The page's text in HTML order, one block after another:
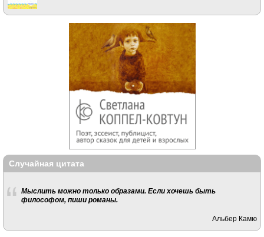
Случайная цитата
Мыслить можно только образами. Если хочешь быть
философом, пиши романы.
Альбер Камю